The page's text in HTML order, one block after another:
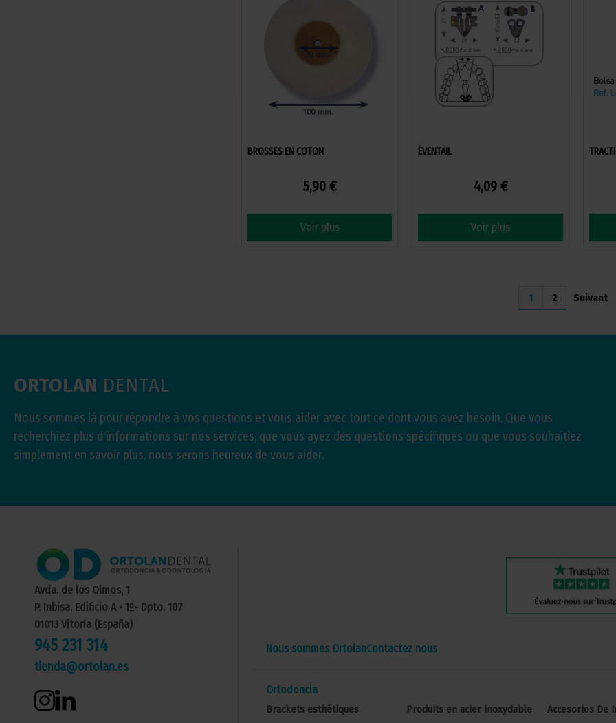
BROSSES EN COTON
5,90 €
Voir plus
ÉVENTAIL
4,09 €
Voir plus
1 2 Suivant
ORTOLAN DENTAL
Nous sommes là pour répondre à vos questions et vous aider avec tout ce dont vous avez besoin. Que vous
recherchiez plus d'informations sur nos services, que vous ayez des questions spécifiques ou que vous souhaitiez
simplement en savoir plus, nous serons heureux de vous aider.
Avda. de los Olmos, 1
P. Inbisa. Edificio A • 1º- Dpto. 107
01013 Vitoria (España)
945 231 314
tienda@ortolan.es
Nous sommes OrtolanContactez nous
Ortodoncia
Brackets esthétiques Produits en acier inoxydable Accesorios De